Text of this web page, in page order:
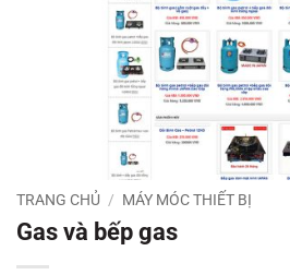
TRANG CHỦ / MÁY MÓC THIẾT BỊ
Gas và bếp gas